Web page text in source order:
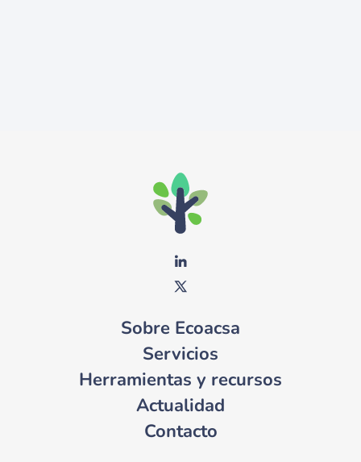
Sobre Ecoacsa
Servicios
Herramientas y recursos
Actualidad
Contacto